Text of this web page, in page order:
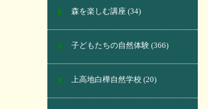
森を楽しむ講座 (34)
子どもたちの自然体験 (366)
上高地白樺自然学校 (20)